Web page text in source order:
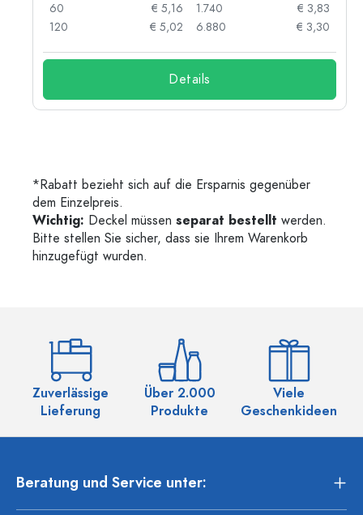
60
€ 5,16
120
€ 5,02
1.740
€ 3,83
6.880
€ 3,30
Details
*Rabatt bezieht sich auf die Ersparnis gegenüber
dem Einzelpreis.
Wichtig: Deckel müssen separat bestellt werden.
Bitte stellen Sie sicher, dass sie Ihrem Warenkorb
hinzugefügt wurden.
Zuverlässige
Lieferung
Über 2.000
Produkte
Viele
Geschenkideen
Beratung und Service unter: